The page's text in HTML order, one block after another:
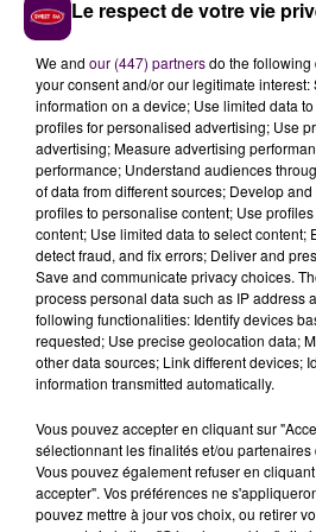
spécialisée. Nous avons investi
alors c’est que nous croyons
l’intéressé.
Gérald Heuliez :
LA PRIORITÉ AUX
La campagne de recrutement
sur-Braye. Dans un premier
recherche des agents et des
maintenance pour installer et
les lignes de production. Des
postuler les ex-salariés
Le respect de votre vie
We and our (447) partnersdo the following
your consent and/or our legitimate interest:
information on a device; Use limited data
profiles for personalised advertising; Use
advertising; Measure advertising
performance; Understand audiences
of data from different sources; Develop
profiles to personalise content; Use
content; Use limited data to select content;
detect fraud, and fix errors; Deliver and
Save and communicate privacy choices.
process personal data such as IP address
following functionalities: Identify devices
requested; Use precise geolocation data;
other data sources; Link different devices;
information transmitted automatically.
Vous pouvez accepter en cliquant sur
sélectionnant les finalités et/ou partenaires
Vous pouvez également refuser en
accepter". Vos préférences ne
pouvez mettre à jour vos choix, ou retirer